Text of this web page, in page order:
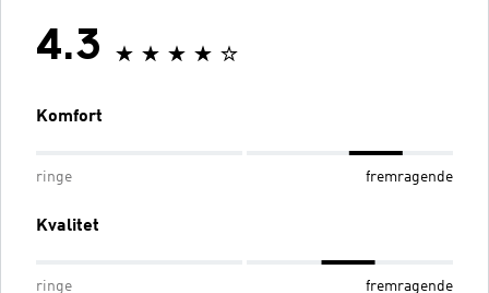
4.3
Komfort
ringe fremragende
Kvalitet
ringe fremragende